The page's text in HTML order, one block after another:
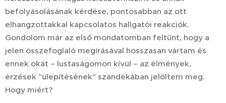
befolyásolásának kérdése, pontosabban az ott
elhangzottakkal kapcsolatos hallgatói reakciók.
Gondolom már az első mondatomban feltűnt, hogy a
jelen összefoglaló megírásával hosszasan vártam és
ennek okát – lustaságomon kívül – az élmények,
érzések "ülepítésének" szándékában jelöltem meg.
Hogy miért?